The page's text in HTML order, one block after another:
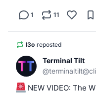
1 11
l3o reposted
Terminal Tilt
@
NEW VIDEO: The